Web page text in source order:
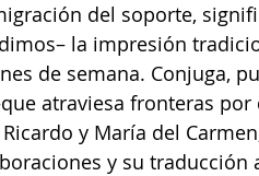
del soporte,
la impresión
de semana. Conjuga,
atraviesa fronteras
y María del
y su